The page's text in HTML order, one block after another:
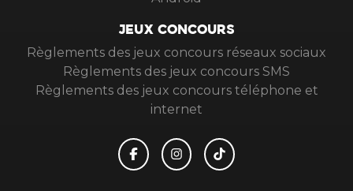
JEUX CONCOURS
Règlements des jeux concours réseaux sociaux
Règlements des jeux concours SMS
Règlements des jeux concours téléphone et
internet